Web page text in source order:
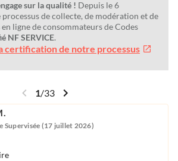
sur la qualité ! Depuis le 6
de collecte, de modération et de
ligne de consommateurs de Codes
NF SERVICE.
certification de notre processus
1/33
Supervisée (17 juillet 2026)